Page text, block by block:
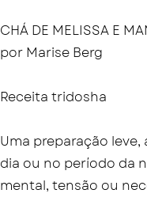
CHÁ DE MELISSA E
por Marise Berg
Receita tridosha
Uma preparação
dia ou no período da
mental, tensão ou